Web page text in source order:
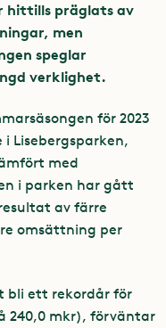
hittills präglats av
men
speglar
verklighet.
för 2023
Lisebergsparken,
med
i parken har gått
av färre
omsättning per
bli ett rekordår för
240,0 mkr), förväntar